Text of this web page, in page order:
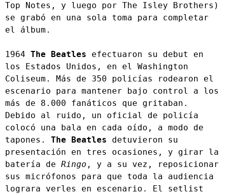
Top Notes, y luego por The Isley Brothers)
se grabó en una sola toma para completar
el álbum.
1964 The Beatles efectuaron su debut en
los Estados Unidos, en el Washington
Coliseum. Más de 350 policías rodearon el
escenario para mantener bajo control a los
más de 8.000 fanáticos que gritaban.
Debido al ruido, un oficial de policía
colocó una bala en cada oído, a modo de
tapones. The Beatles detuvieron su
presentación en tres ocasiones, y girar la
batería de Ringo , y a su vez, reposicionar
sus micrófonos para que toda la audiencia
lograra verles en escenario. El setlist